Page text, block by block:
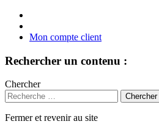
Mon compte client
Rechercher un contenu :
Chercher
Fermer et revenir au site